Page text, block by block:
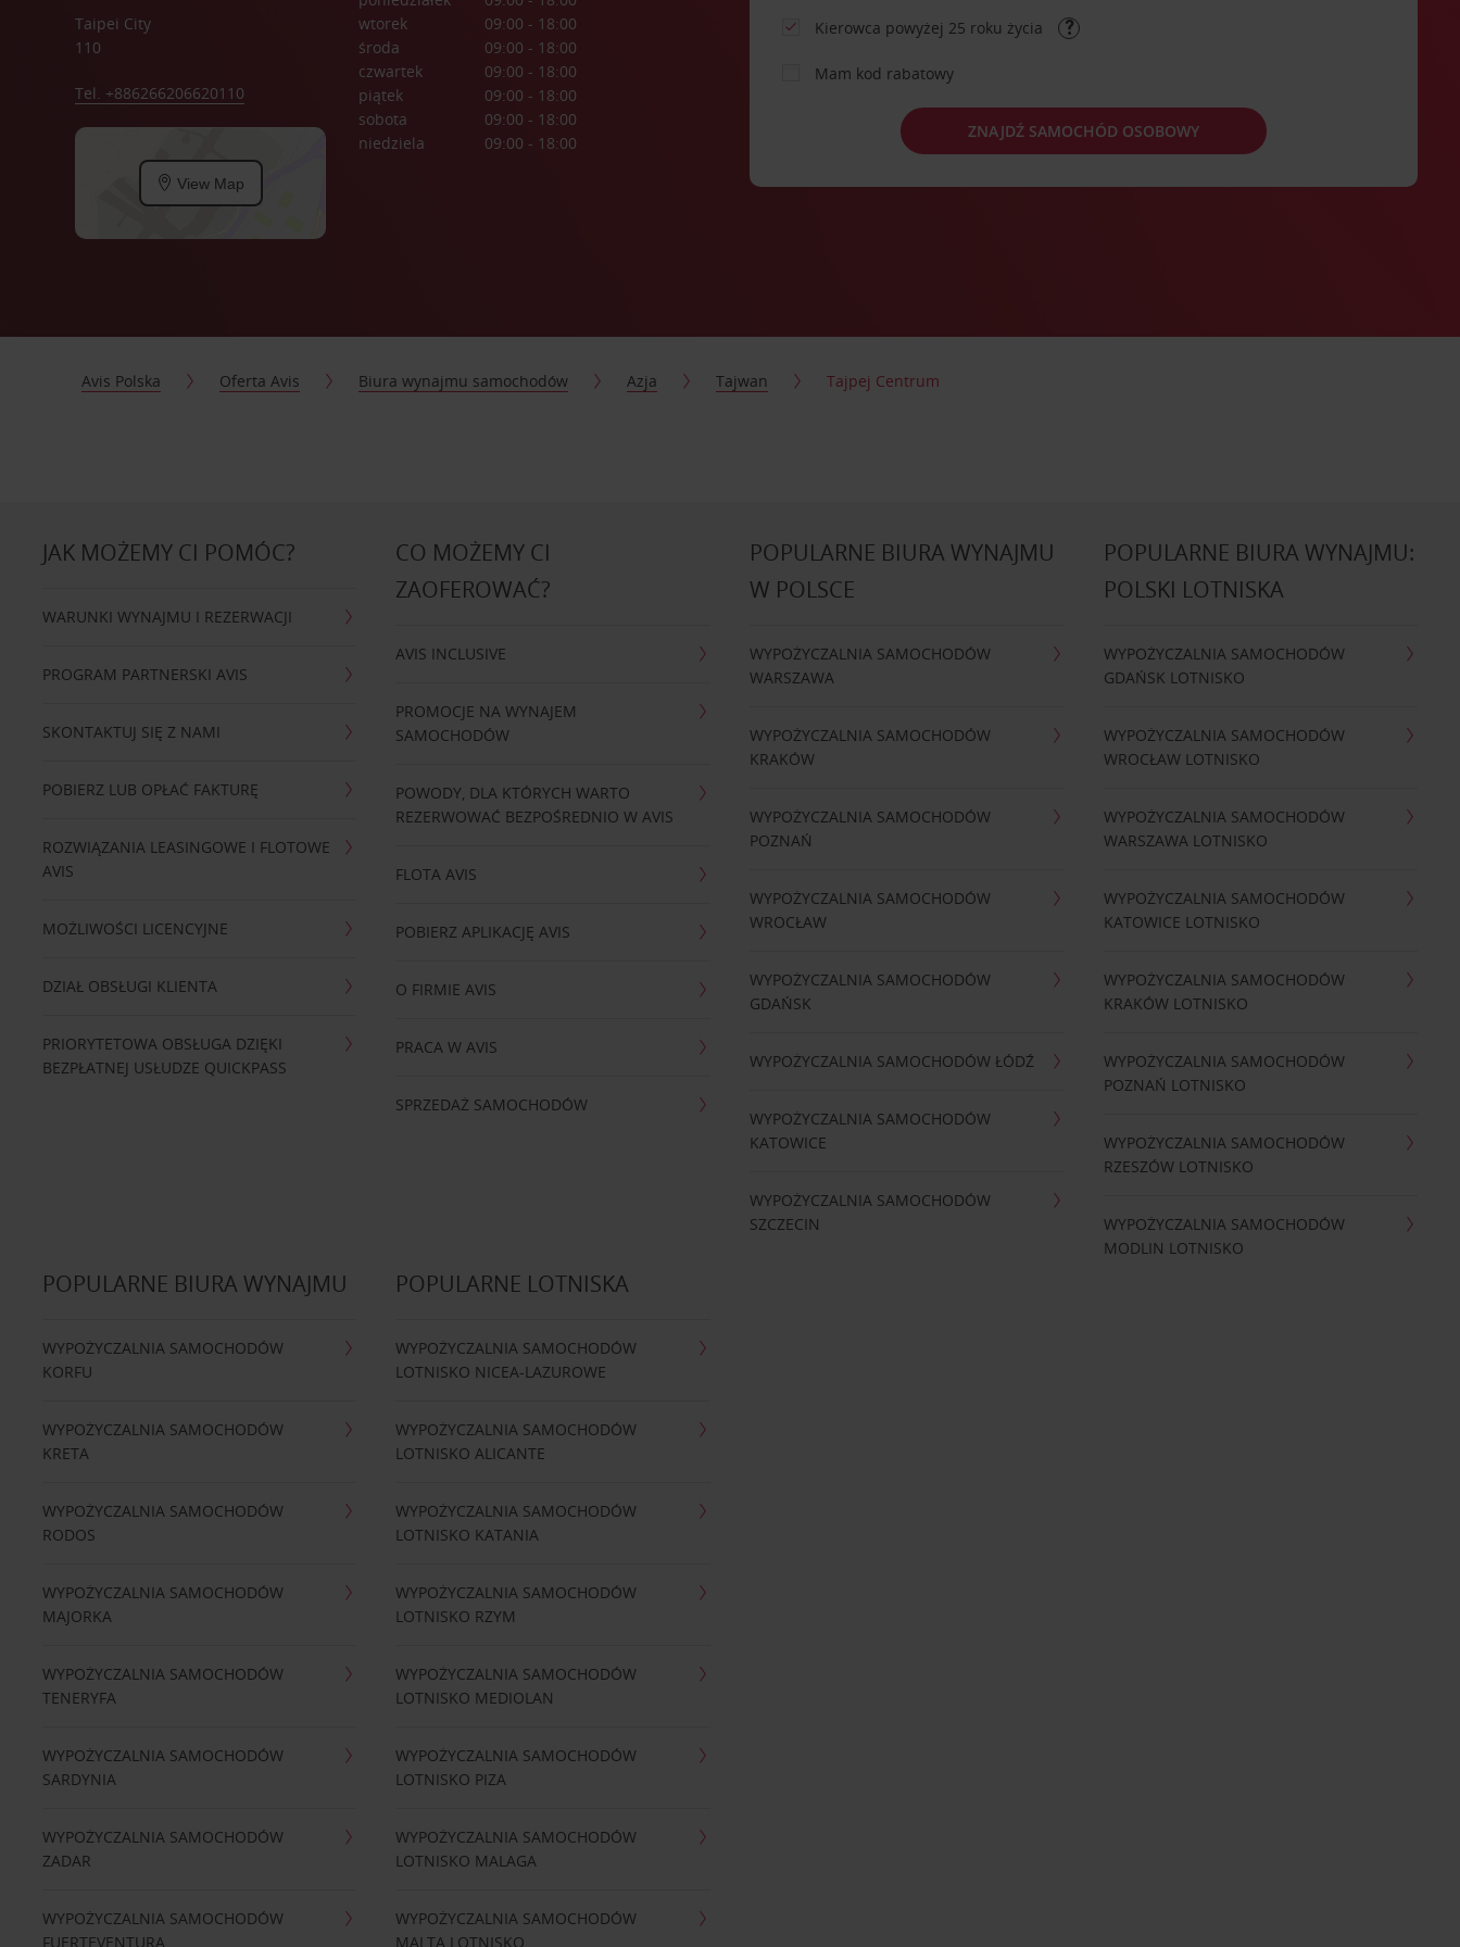
Taipei City
110
Tel. +886266206620110
View Map
wtorek
09:00 - 18:00
środa
09:00 - 18:00
czwartek
09:00 - 18:00
piątek
09:00 - 18:00
sobota
09:00 - 18:00
niedziela
09:00 - 18:00
Kierowca powyżej 25 roku życia
Mam kod rabatowy
ZNAJDŹ SAMOCHÓD OSOBOWY
Avis Polska Oferta Avis Biura wynajmu samochodów Azja Tajwan Tajpej Centrum
JAK MOŻEMY CI POMÓC?
WARUNKI WYNAJMU I REZERWACJI
PROGRAM PARTNERSKI AVIS
SKONTAKTUJ SIĘ Z NAMI
POBIERZ LUB OPŁAĆ FAKTURĘ
ROZWIĄZANIA LEASINGOWE I FLOTOWE
AVIS
MOŻLIWOŚCI LICENCYJNE
DZIAŁ OBSŁUGI KLIENTA
PRIORYTETOWA OBSŁUGA DZIĘKI
BEZPŁATNEJ USŁUDZE QUICKPASS
CO MOŻEMY CI
ZAOFEROWAĆ?
AVIS INCLUSIVE
PROMOCJE NA WYNAJEM
SAMOCHODÓW
POWODY, DLA KTÓRYCH WARTO
REZERWOWAĆ BEZPOŚREDNIO W AVIS
FLOTA AVIS
POBIERZ APLIKACJĘ AVIS
O FIRMIE AVIS
PRACA W AVIS
SPRZEDAŻ SAMOCHODÓW
POPULARNE BIURA WYNAJMU
W POLSCE
WYPOŻYCZALNIA SAMOCHODÓW
WARSZAWA
WYPOŻYCZALNIA SAMOCHODÓW
KRAKÓW
WYPOŻYCZALNIA SAMOCHODÓW
POZNAŃ
WYPOŻYCZALNIA SAMOCHODÓW
WROCŁAW
WYPOŻYCZALNIA SAMOCHODÓW
GDAŃSK
WYPOŻYCZALNIA SAMOCHODÓW ŁÓDŹ
WYPOŻYCZALNIA SAMOCHODÓW
KATOWICE
WYPOŻYCZALNIA SAMOCHODÓW
SZCZECIN
POPULARNE BIURA WYNAJMU:
POLSKI LOTNISKA
WYPOŻYCZALNIA SAMOCHODÓW
GDAŃSK LOTNISKO
WYPOŻYCZALNIA SAMOCHODÓW
WROCŁAW LOTNISKO
WYPOŻYCZALNIA SAMOCHODÓW
WARSZAWA LOTNISKO
WYPOŻYCZALNIA SAMOCHODÓW
KATOWICE LOTNISKO
WYPOŻYCZALNIA SAMOCHODÓW
KRAKÓW LOTNISKO
WYPOŻYCZALNIA SAMOCHODÓW
POZNAŃ LOTNISKO
WYPOŻYCZALNIA SAMOCHODÓW
RZESZÓW LOTNISKO
WYPOŻYCZALNIA SAMOCHODÓW
MODLIN LOTNISKO
POPULARNE BIURA WYNAJMU
WYPOŻYCZALNIA SAMOCHODÓW
KORFU
WYPOŻYCZALNIA SAMOCHODÓW
KRETA
WYPOŻYCZALNIA SAMOCHODÓW
RODOS
WYPOŻYCZALNIA SAMOCHODÓW
MAJORKA
WYPOŻYCZALNIA SAMOCHODÓW
TENERYFA
WYPOŻYCZALNIA SAMOCHODÓW
SARDYNIA
WYPOŻYCZALNIA SAMOCHODÓW
ZADAR
WYPOŻYCZALNIA SAMOCHODÓW
FUERTEVENTURA
POPULARNE LOTNISKA
WYPOŻYCZALNIA SAMOCHODÓW
LOTNISKO NICEA-LAZUROWE
WYPOŻYCZALNIA SAMOCHODÓW
LOTNISKO ALICANTE
WYPOŻYCZALNIA SAMOCHODÓW
LOTNISKO KATANIA
WYPOŻYCZALNIA SAMOCHODÓW
LOTNISKO RZYM
WYPOŻYCZALNIA SAMOCHODÓW
LOTNISKO MEDIOLAN
WYPOŻYCZALNIA SAMOCHODÓW
LOTNISKO PIZA
WYPOŻYCZALNIA SAMOCHODÓW
LOTNISKO MALAGA
WYPOŻYCZALNIA SAMOCHODÓW
MALTA LOTNISKO